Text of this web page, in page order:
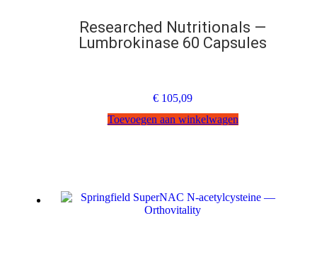
Researched Nutritionals —
Lumbrokinase 60 Capsules
€ 105,09
Toevoegen aan winkelwagen